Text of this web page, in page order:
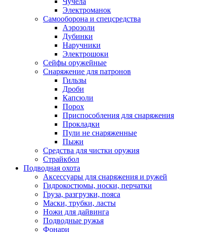
Электроманок
Самооборона и спецсредства
Аэрозоли
Дубинки
Наручники
Электрошоки
Сейфы оружейные
Снаряжение для патронов
Гильзы
Дроби
Капсюли
Порох
Приспособления для снаряжения
Прокладки
Пули не снаряженные
Пыжи
Средства для чистки оружия
Страйкбол
Подводная охота
Аксессуары для снаряжения и ружей
Гидрокостюмы, носки, перчатки
Груза, разгрузки, пояса
Маски, трубки, ласты
Ножи для дайвинга
Подводные ружья
Фонари